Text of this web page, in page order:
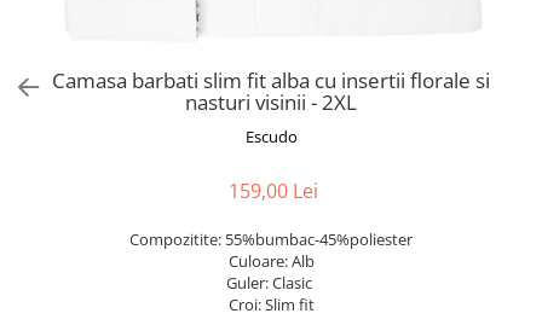
Camasa barbati slim fit alba cu insertii florale si
nasturi visinii - 2XL
Escudo
159,00 Lei
Compozitite: 55%bumbac-45%poliester
Culoare: Alb
Guler: Clasic
Croi: Slim fit